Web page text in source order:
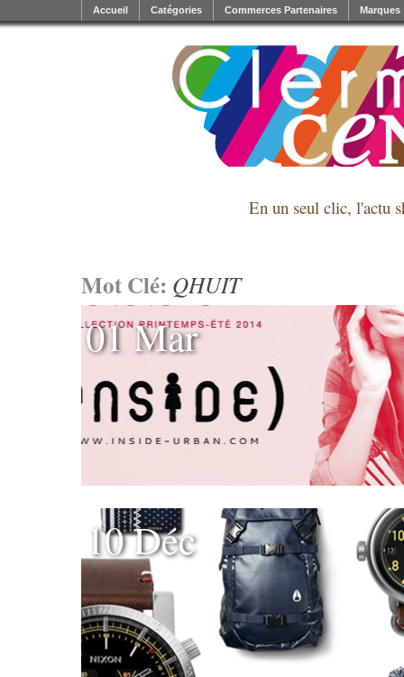
En un seul clic, l'actu
Accueil Catégories Commerces Partenaires Marques
Mot Clé: QHUIT
01 Mar
10 Déc